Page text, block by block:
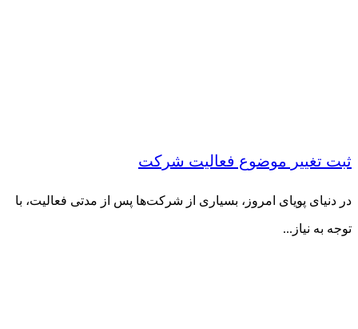
ثبت تغییر موضوع فعالیت شرکت
در دنیای پویای امروز، بسیاری از شرکت‌ها پس از مدتی فعالیت، با
توجه به نیاز...